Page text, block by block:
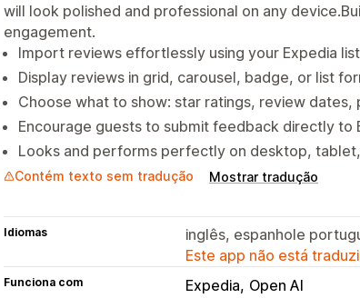
will look polished and professional on any
engagement.
Import reviews effortlessly using your Expedia
Display reviews in grid, carousel, badge, or list
Choose what to show: star ratings, review
Encourage guests to submit feedback directly to
Looks and performs perfectly on desktop,
Contém texto sem tradução Mostrar tradução
Idiomas
inglês, espanhole
Este app não está
Funciona com Expedia Open AI